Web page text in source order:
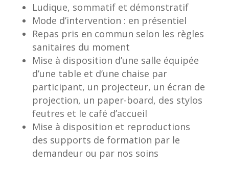
Ludique, sommatif et démonstratif
Mode d’intervention : en présentiel
Repas pris en commun selon les règles
sanitaires du moment
Mise à disposition d’une salle équipée
d’une table et d’une chaise par
participant, un projecteur, un écran de
projection, un paper-board, des stylos
feutres et le café d’accueil
Mise à disposition et reproductions
des supports de formation par le
demandeur ou par nos soins